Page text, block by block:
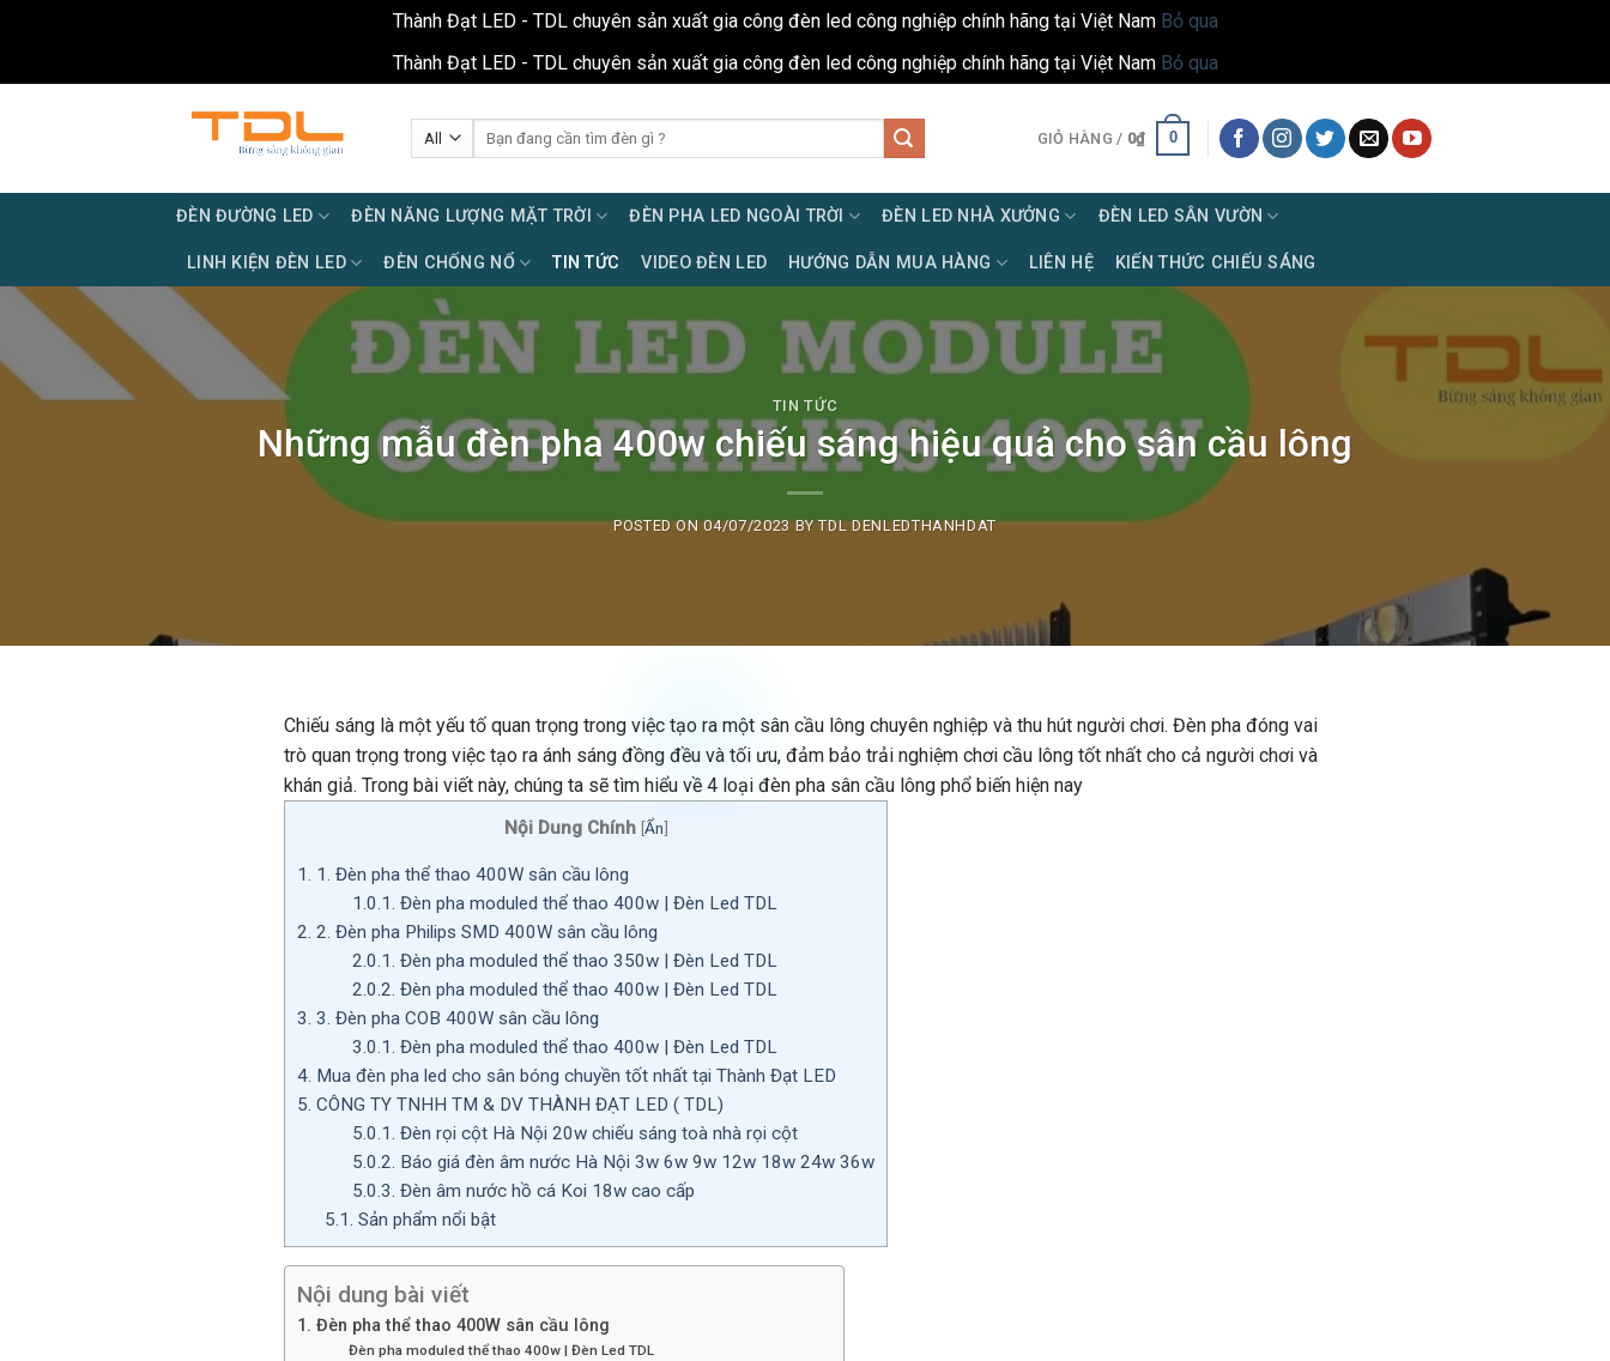
Thành Đạt LED - TDL chuyên sản xuất gia công đèn led công nghiệp chính hãng tại Việt Nam Bỏ qua
Thành Đạt LED - TDL chuyên sản xuất gia công đèn led công nghiệp chính hãng tại Việt Nam Bỏ qua
kiếm:
GIỎ HÀNG / 0₫ 0
ĐÈN ĐƯỜNG LED ĐÈN NĂNG LƯỢNG MẶT TRỜI ĐÈN PHA LED NGOÀI TRỜI ĐÈN LED NHÀ XƯỞNG ĐÈN LED SÂN VƯỜN
LINH KIỆN ĐÈN LED ĐÈN CHỐNG NỔ TIN TỨC VIDEO ĐÈN LED HƯỚNG DẪN MUA HÀNG LIÊN HỆ KIẾN THỨC CHIẾU SÁNG
TIN TỨC
Những mẫu đèn pha 400w chiếu sáng hiệu quả cho sân cầu lông
POSTED ON04/07/2023BYTDL DENLEDTHANHDAT
Chiếu sáng là một yếu tố quan trọng trong việc tạo ra một sân cầu lông chuyên nghiệp và thu hút người chơi. Đèn pha đóng vai
trò quan trọng trong việc tạo ra ánh sáng đồng đều và tối ưu, đảm bảo trải nghiệm chơi cầu lông tốt nhất cho cả người chơi và
khán giả. Trong bài viết này, chúng ta sẽ tìm hiểu về 4 loại đèn pha sân cầu lông phổ biến hiện nay
Nội Dung Chính [Ẩn]
1. 1. Đèn pha thể thao 400W sân cầu lông
1.0.1. Đèn pha moduled thể thao 400w | Đèn Led TDL
2. 2. Đèn pha Philips SMD 400W sân cầu lông
2.0.1. Đèn pha moduled thể thao 350w | Đèn Led TDL
2.0.2. Đèn pha moduled thể thao 400w | Đèn Led TDL
3. 3. Đèn pha COB 400W sân cầu lông
3.0.1. Đèn pha moduled thể thao 400w | Đèn Led TDL
4. Mua đèn pha led cho sân bóng chuyền tốt nhất tại Thành Đạt LED
5. CÔNG TY TNHH TM & DV THÀNH ĐẠT LED ( TDL)
5.0.1. Đèn rọi cột Hà Nội 20w chiếu sáng toà nhà rọi cột
5.0.2. Báo giá đèn âm nước Hà Nội 3w 6w 9w 12w 18w 24w 36w
5.0.3. Đèn âm nước hồ cá Koi 18w cao cấp
5.1. Sản phẩm nổi bật
Nội dung bài viết
1. Đèn pha thể thao 400W sân cầu lông
Đèn pha moduled thể thao 400w | Đèn Led TDL